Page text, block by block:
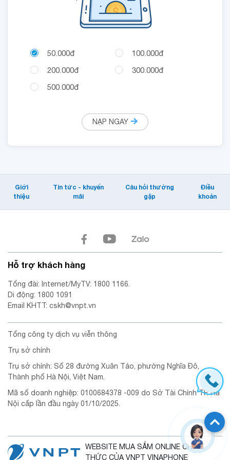
hệ 1800 1166 (miễn phí)
50.000đ
100.000đ
200.000đ
300.000đ
500.000đ
NẠP NGAY
Giới
thiệu
Tin tức - khuyến
mãi
Câu hỏi thường
gặp
Điều
khoản
Hỗ trợ khách hàng
Tổng đài: Internet/MyTV: 1800 1166.
Di động: 1800 1091
Email KHTT: cskh@vnpt.vn
Tổng công ty dịch vụ viễn thông
Trụ sở chính
Trụ sở chính: Số 28 đường Xuân Tảo, phường Nghĩa Đô,
Thành phố Hà Nội, Việt Nam.
Mã số doanh nghiệp: 0100684378 -009 do Sở Tài Chính TP. Hà
Nội cấp lần đầu ngày 01/10/2025.
WEBSITE MUA SẮM ONLINE CHÍNH
THỨC CỦA VNPT VINAPHONE